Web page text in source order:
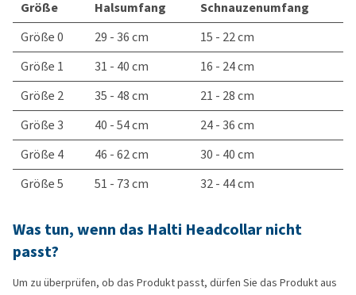
Größe Halsumfang
Schnauzenumfang
Größe 0
29 - 36 cm
15 - 22 cm
Größe 1
31 - 40 cm
16 - 24 cm
Größe 2
35 - 48 cm
21 - 28 cm
Größe 3
40 - 54 cm
24 - 36 cm
Größe 4
46 - 62 cm
30 - 40 cm
Größe 5
51 - 73 cm 32 - 44 cm
Was tun, wenn das Halti Headcollar nicht
passt?
Um zu überprüfen, ob das Produkt passt, dürfen Sie das Produkt aus